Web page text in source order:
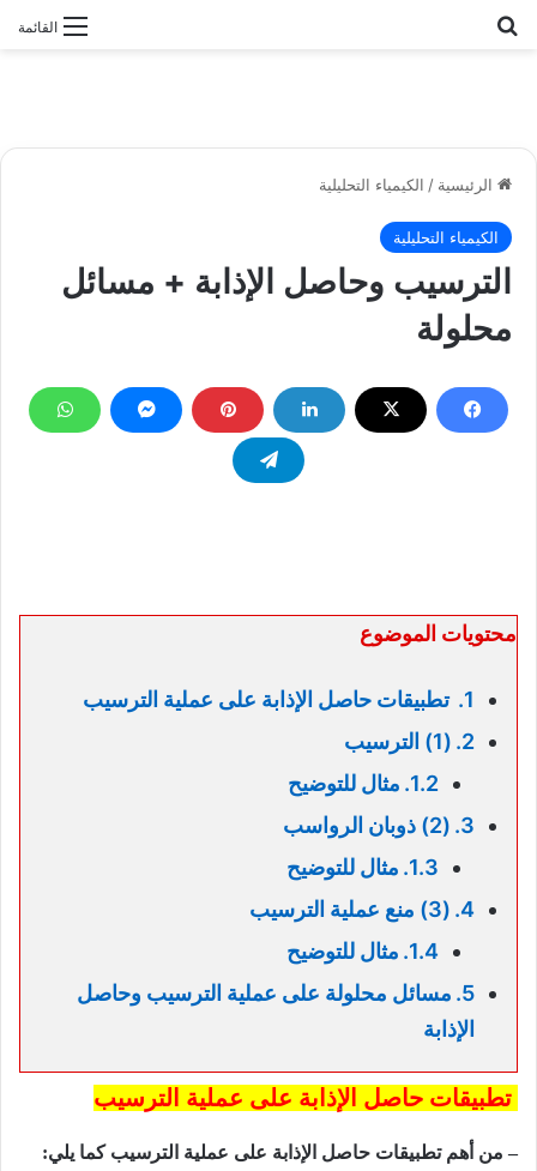
القائمة
الرئيسية / الكيمياء التحليلية
الكيمياء التحليلية
الترسيب وحاصل الإذابة + مسائل
محلولة
محتويات الموضوع
تطبيقات حاصل الإذابة على عملية الترسيب
(1) الترسيب
مثال للتوضيح
(2) ذوبان الرواسب
مثال للتوضيح
(3) منع عملية الترسيب
مثال للتوضيح
مسائل محلولة على عملية الترسيب وحاصل
الإذابة
تطبيقات حاصل الإذابة على عملية الترسيب
– من أهم تطبيقات حاصل الإذابة على عملية الترسيب كما يلي: